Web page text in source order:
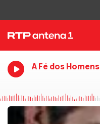
A Fé dos Homens